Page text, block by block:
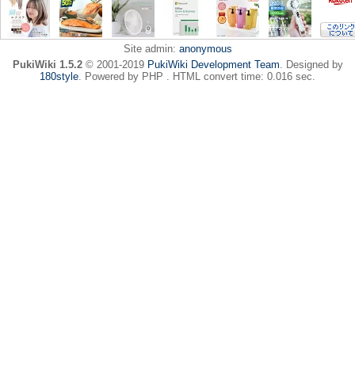
Site admin: anonymous
PukiWiki 1.5.2© 2001-2019 PukiWiki Development Team. Designed by
180style. Powered by PHP . HTML convert time: 0.016 sec.